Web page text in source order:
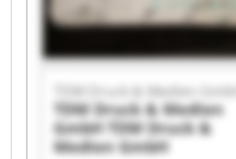
TDM Druck & Medien GmbH
TDM Druck & Medien
GmbH TDM Druck &
Medien GmbH